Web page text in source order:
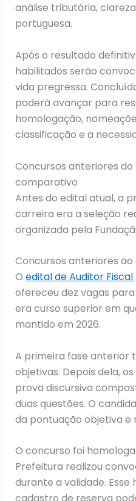
análise tributária,
portuguesa.
Após o resultado
habilitados serão
vida pregressa.
poderá avançar para
homologação,
classificação e a
Concursos anteriores do
comparativo
Antes do edital atual, a
carreira era a seleção
organizada pela
Concursos anteriores
O edital de Auditor
ofereceu dez vagas
era curso superior em
mantido em 2026.
A primeira fase anterior
objetivas. Depois dela,
prova discursiva
duas questões. O
da pontuação objetiva e
O concurso foi
Prefeitura realizou
durante a validade.